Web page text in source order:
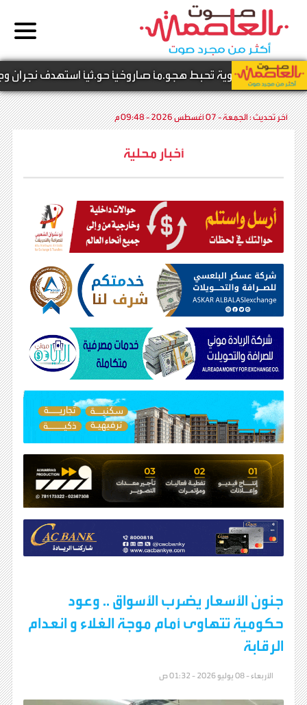
الجوية تُحبط هجو.مًا صاروخيًا حو.ثيًا استهدف نجران وجيزان
آخر تحديث :الجمعة - 07 أغسطس 2026 - 09:48 م
أخبار محلية
جنون الأسعار يضرب الأسواق .. وعود
حكومية تتهاوى أمام موجة الغلاء و انعدام
الرقابة
الأربعاء - 08 يوليو 2026 - 01:32 ص